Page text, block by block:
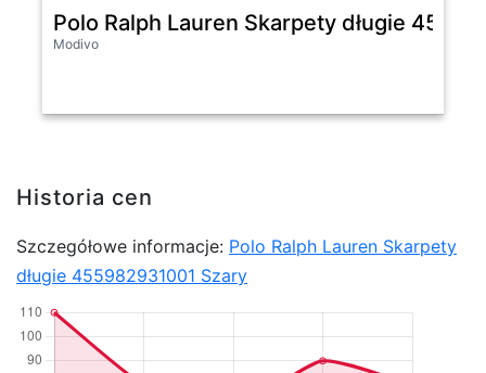
Polo Ralph Lauren Skarpety długie
Modivo
Historia cen
Szczegółowe informacje: Polo Ralph Lauren Skarpety
długie 455982931001 Szary